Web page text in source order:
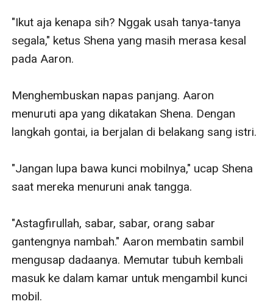
"Ikut aja kenapa sih? Nggak usah tanya-tanya
segala," ketus Shena yang masih merasa kesal
pada Aaron.
Menghembuskan napas panjang. Aaron
menuruti apa yang dikatakan Shena. Dengan
langkah gontai, ia berjalan di belakang sang istri.
"Jangan lupa bawa kunci mobilnya," ucap Shena
saat mereka menuruni anak tangga.
"Astagfirullah, sabar, sabar, orang sabar
gantengnya nambah." Aaron membatin sambil
mengusap dadaanya. Memutar tubuh kembali
masuk ke dalam kamar untuk mengambil kunci
mobil.